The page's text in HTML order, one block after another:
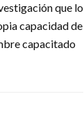
que lo
capacidad de
capacitado